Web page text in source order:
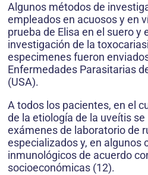
Algunos métodos de
empleados en acuosos y en
prueba de Elisa en el suero y
investigación de la
especimenes fueron
Enfermedades Parasitarias
(USA).
A todos los pacientes, en el
de la etiología de la uveítis
exámenes de laboratorio de
especializados y, en algunos
inmunológicos de acuerdo
socioeconómicas (12).